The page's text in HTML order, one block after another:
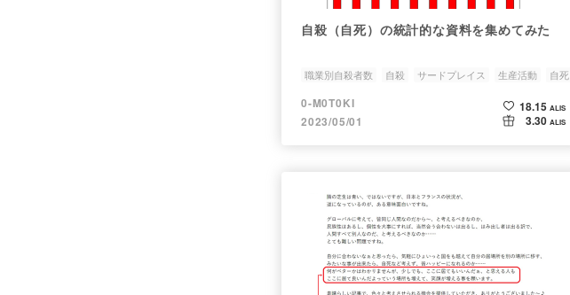
自殺（自死）の統計的な資料を集めてみた
職業別自殺者数 自殺 サードプレイス 生産活動 自死
0-M0T0KI
2023/05/01
18.15 ALIS
3.30 ALIS